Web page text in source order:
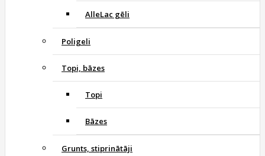
AlleLac gēli
Poligeli
Topi, bāzes
Topi
Bāzes
Grunts, stiprinātāji